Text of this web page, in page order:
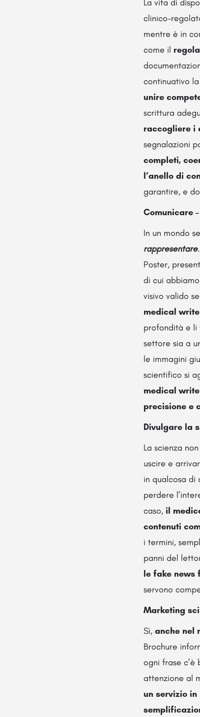
La vita di
clinico-
mentre è in
come il
continuativo
unire
scrittura
raccogliere i
segnalazioni
completi,
l’anello di
garantire, e
Comunicare –
In un mondo
rappresentare
Poster,
di cui
visivo valido
medical
profondità e li
settore sia a
le immagini
scientifico si
medical
precisione e
Divulgare la
La scienza
uscire e
in qualcosa di
perdere
caso, il
contenuti
i termini,
panni del
le fake news
servono
Marketing
Sì, anche nel
Brochure
ogni frase
attenzione al
un servizio